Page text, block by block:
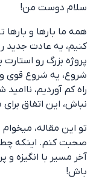
سلام دوست من!
همه ما بارها و
کنیم، یه عادت جدید
پروژه بزرگ رو
شروع، یه شروع قوی و
راه کم آوردیم،
نباش، این اتفاق
تو این مقاله،
صحبت کنم. اینکه
آخر مسیر با انگیزه
باش!